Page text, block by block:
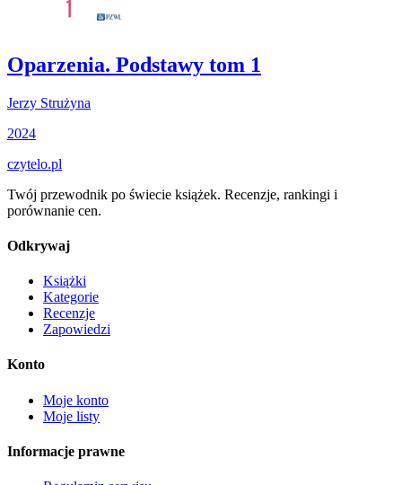
Oparzenia. Podstawy tom 1
Jerzy Strużyna
2024
czytelo.pl
Twój przewodnik po świecie książek. Recenzje, rankingi i
porównanie cen.
Odkrywaj
Książki
Kategorie
Recenzje
Zapowiedzi
Konto
Moje konto
Moje listy
Informacje prawne